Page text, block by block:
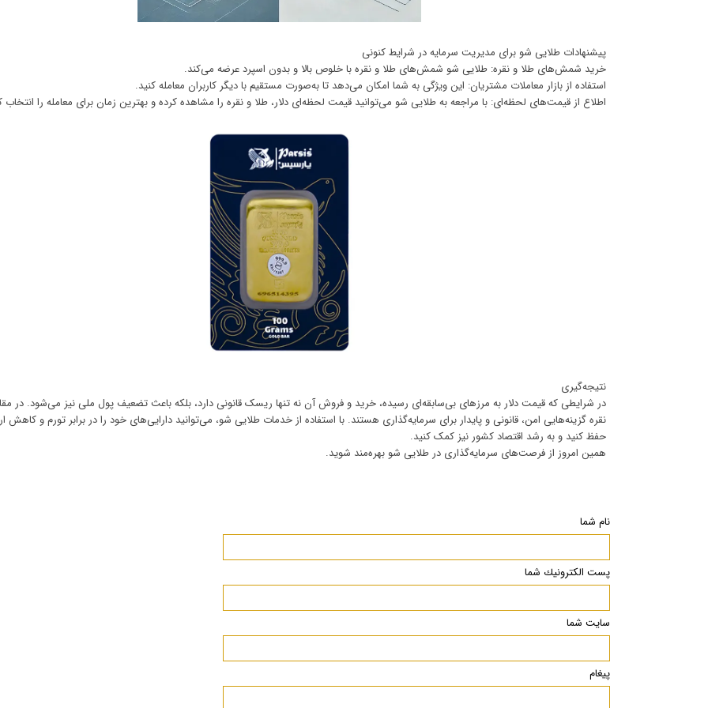
پیشنهادات طلایی شو برای مدیریت سرمایه در شرایط کنونی
خرید شمش‌های طلا و نقره: طلایی شو شمش‌های طلا و نقره با خلوص بالا و بدون اسپرد عرضه می‌کند.
استفاده از بازار معاملات مشتریان: این ویژگی به شما امکان می‌دهد تا به‌صورت مستقیم با دیگر کاربران معامله کنید.
اطلاع از قیمت‌های لحظه‌ای: با مراجعه به طلایی شو می‌توانید قیمت لحظه‌ای دلار، طلا و نقره را مشاهده کرده و بهترین زمان برای معامله را انتخاب
نتیجه‌گیری
در شرایطی که قیمت دلار به مرزهای بی‌سابقه‌ای رسیده، خرید و فروش آن نه تنها ریسک قانونی دارد، بلکه باعث تضعیف پول ملی نیز می‌شود. در
نقره گزینه‌هایی امن، قانونی و پایدار برای سرمایه‌گذاری هستند. با استفاده از خدمات طلایی شو، می‌توانید دارایی‌های خود را در برابر تورم و کاهش
حفظ کنید و به رشد اقتصاد کشور نیز کمک کنید.
همین امروز از فرصت‌های سرمایه‌گذاری در طلایی شو بهره‌مند شوید.
نام شما
پست الكترونيك شما
سایت شما
پیغام